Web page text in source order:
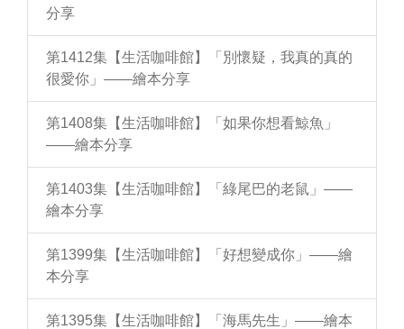
分享
第1412集【生活咖啡館】「別懷疑，我真的真的
很愛你」——繪本分享
第1408集【生活咖啡館】「如果你想看鯨魚」
——繪本分享
第1403集【生活咖啡館】「綠尾巴的老鼠」——
繪本分享
第1399集【生活咖啡館】「好想變成你」——繪
本分享
第1395集【生活咖啡館】「海馬先生」——繪本